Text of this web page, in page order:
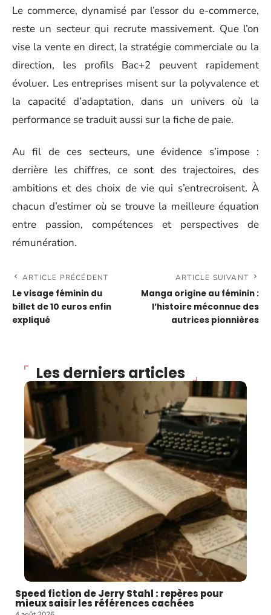
Le commerce, dynamisé par l’essor du e-commerce,
reste un secteur qui recrute massivement. Que l’on
vise la vente en direct, la stratégie commerciale ou la
direction, les profils Bac+2 peuvent rapidement
évoluer. Les entreprises misent sur la polyvalence et
la capacité d’adaptation, dans un univers où la
performance se traduit aussi sur la fiche de paie.
Au fil de ces secteurs, une évidence s’impose :
derrière les chiffres, ce sont des trajectoires, des
ambitions et des choix de vie qui s’entrecroisent. À
chacun d’estimer où se trouve la meilleure équation
entre passion, compétences et perspectives de
rémunération.
ARTICLE PRÉCÉDENT
Le visage féminin du
billet de 10 euros enfin
expliqué
ARTICLE SUIVANT
Manga origine au féminin :
l’histoire méconnue des
autrices pionnières
Les derniers articles
Speed fiction de Jerry Stahl : repères pour
mieux saisir les références cachées